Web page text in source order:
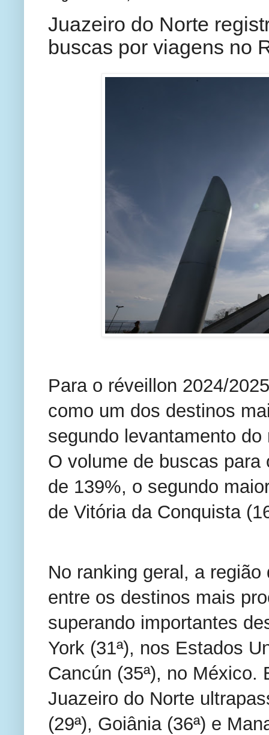
Juazeiro do Norte
buscas por viagens no
Para o réveillon 2024/
como um dos destinos
segundo levantamento
O volume de buscas
de 139%, o segundo
de Vitória da Conquista
No ranking geral, a
entre os destinos mais
superando importantes
York (31ª), nos Estados
Cancún (35ª), no
Juazeiro do Norte
(29ª), Goiânia (36ª) e